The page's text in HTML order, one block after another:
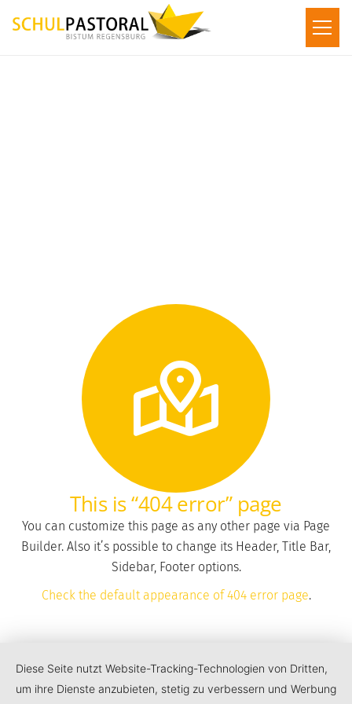
This is “404 error” page
You can customize this page as any other page via Page
Builder. Also it’s possible to change its Header, Title Bar,
Sidebar, Footer options.
Check the default appearance of 404 error page.
Diese Seite nutzt Website-Tracking-Technologien von Dritten,
um ihre Dienste anzubieten, stetig zu verbessern und Werbung